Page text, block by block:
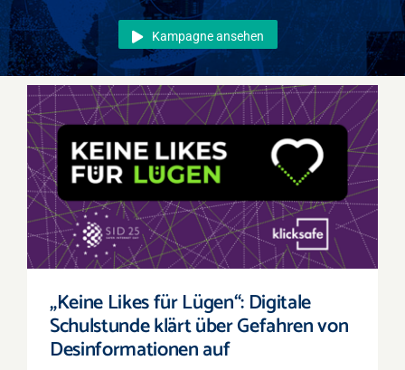
Events
Überregional
Jobs
Newsletter
Kontakt
Kampagne ansehen
„Keine Likes für Lügen“: Digitale
Schulstunde klärt über Gefahren von
Desinformationen auf
„Keine Likes für Lügen“: Digitale
Schulstunde klärt über Gefahren von
Desinformationen auf